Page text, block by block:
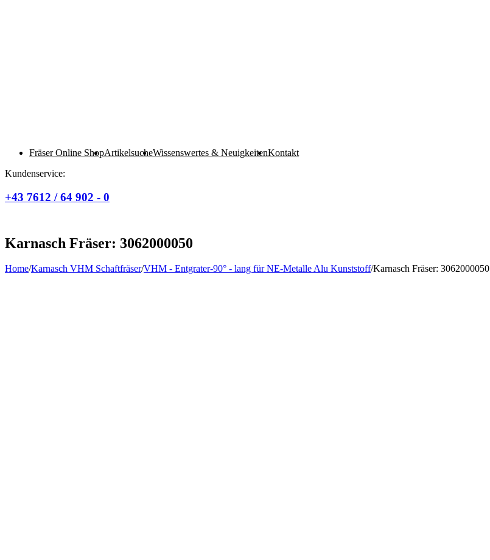
Fräser Online ShopArtikelsucheWissenswertes & NeuigkeitenKontakt
Kundenservice:
+43 7612 / 64 902 - 0
Karnasch Fräser: 3062000050
Home/Karnasch VHM Schaftfräser/VHM - Entgrater-90° - lang für NE-Metalle Alu Kunststoff/Karnasch Fräser: 3062000050